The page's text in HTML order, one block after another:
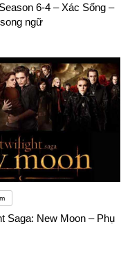
6-4 – Xác Sống –
ngữ
Saga: New Moon – Phụ